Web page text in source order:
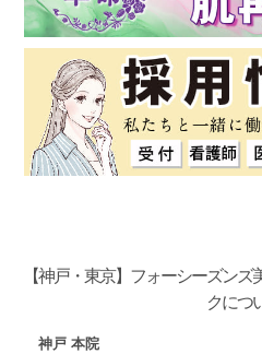
【神戸・東京】フォーシーズン
クにつ
神戸 本院